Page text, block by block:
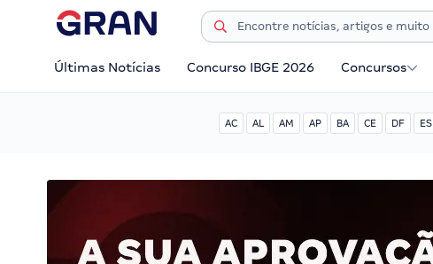
Últimas Notícias Concurso IBGE 2026 Concursos
AC AL AM AP BA CE DF ES